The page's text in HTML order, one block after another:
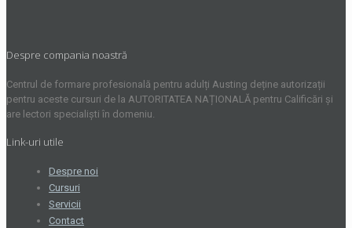
Despre compania noastră
Centrul de formare profesională pentru adulți Austing deține autorizații
pentru aceste cursuri de la AUTORITATEA NAȚIONALĂ pentru Calificări și
are lectori specialiști în domeniu.
Link-uri utile
Despre noi
Cursuri
Servicii
Contact